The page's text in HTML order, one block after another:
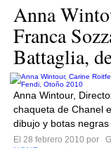
Anna
Franca
Battaglia,
Anna Wintour,
chaqueta de Chanel
dibujo y botas negras
El 28 febrero 2010 por